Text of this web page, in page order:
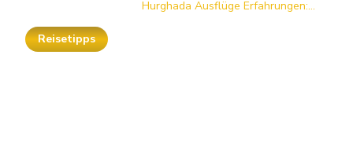
Hurghada Ausflüge Erfahrungen:...
Reisetipps